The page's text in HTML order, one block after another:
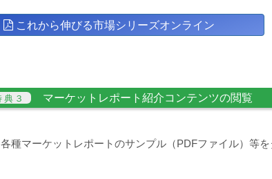
これから伸びる市場シリーズオンライン
マーケットレポート紹介コンテンツの閲覧
各種マーケットレポートのサンプル（PDFファイル）等